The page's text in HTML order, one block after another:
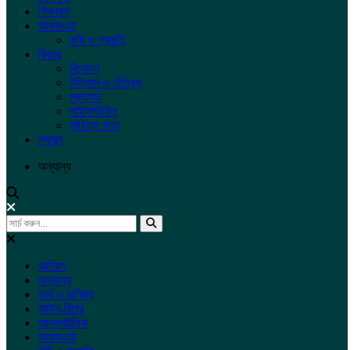
শিক্ষাঙ্গন
আবহাওয়া
কৃষি ও প্রকৃতি
ফিচার
বিনোদন
ইতিহাস ও ঐতিহ্য
মুক্তমত
লাইফস্টাইল
সাহিত্য পাতা
স্বাস্থ্য
অন্যান্য
অনিয়ম
অন্যান্য
অর্থ ও বাণিজ্য
আইন-বিচার
আন্তর্জাতিক
আবহাওয়া